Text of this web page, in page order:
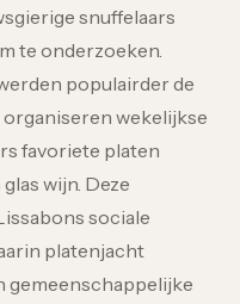
snuffelaars
te onderzoeken.
populairder de
wekelijkse
favoriete platen
wijn. Deze
sociale
platenjacht
gemeenschappelijke